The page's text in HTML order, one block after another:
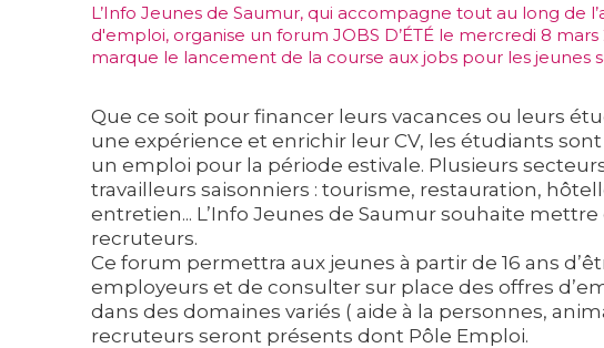
L’Info Jeunes de Saumur, qui accompagne tout au long de
d'emploi, organise un forum JOBS D’ÉTÉ le mercredi 8
marque le lancement de la course aux jobs pour les jeunes
Que ce soit pour financer leurs vacances ou leurs
une expérience et enrichir leur CV, les étudiants
un emploi pour la période estivale. Plusieurs
travailleurs saisonniers : tourisme, restauration,
entretien... L’Info Jeunes de Saumur souhaite
recruteurs.
Ce forum permettra aux jeunes à partir de 16 ans
employeurs et de consulter sur place des offres
dans des domaines variés ( aide à la personnes,
recruteurs seront présents dont Pôle Emploi.